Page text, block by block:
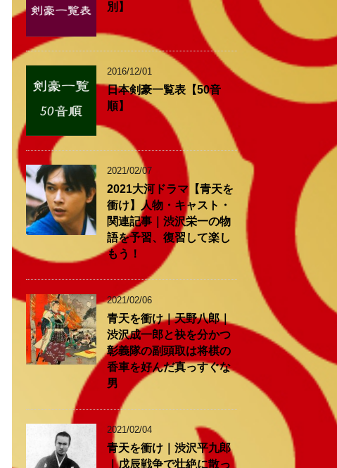
別】
2016/12/01
日本剣豪一覧表【50音
順】
2021/02/07
2021大河ドラマ【青天を
衝け】人物・キャスト・
関連記事｜渋沢栄一の物
語を予習、復習して楽し
もう！
2021/02/06
青天を衝け｜天野八郎｜
渋沢成一郎と袂を分かつ
彰義隊の副頭取は将棋の
香車を好んだ真っすぐな
男
2021/02/04
青天を衝け｜渋沢平九郎
｜戊辰戦争で壮絶に散っ